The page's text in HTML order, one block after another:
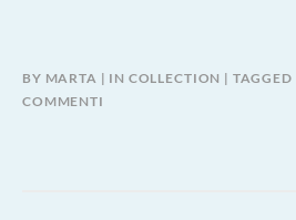
BY MARTA IN COLLECTION TAGGED
COMMENTI